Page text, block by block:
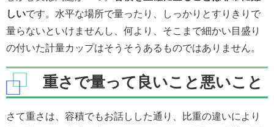
しいです。水平な場所で量ったり、しっかりとすりきりで
量らないといけませんし、何より、そこまで細かい目盛り
の付いた計量カップはそうそうあるものではありません。
重さで量って良いこと悪いこと
さて重さは、容積でもお話しした通り、比重の違いにより